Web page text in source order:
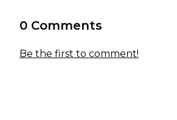
0 Comments
Be the first to comment!